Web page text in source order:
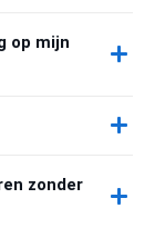
op mijn
zonder